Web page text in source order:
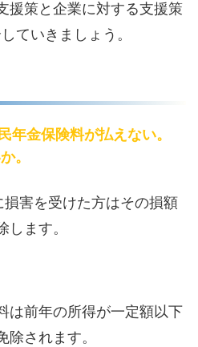
援策と企業に対する支援策
ていきましょう。
金保険料が払えない。
。
害を受けた方はその損額
ます。
は前年の所得が一定額以下
されます。